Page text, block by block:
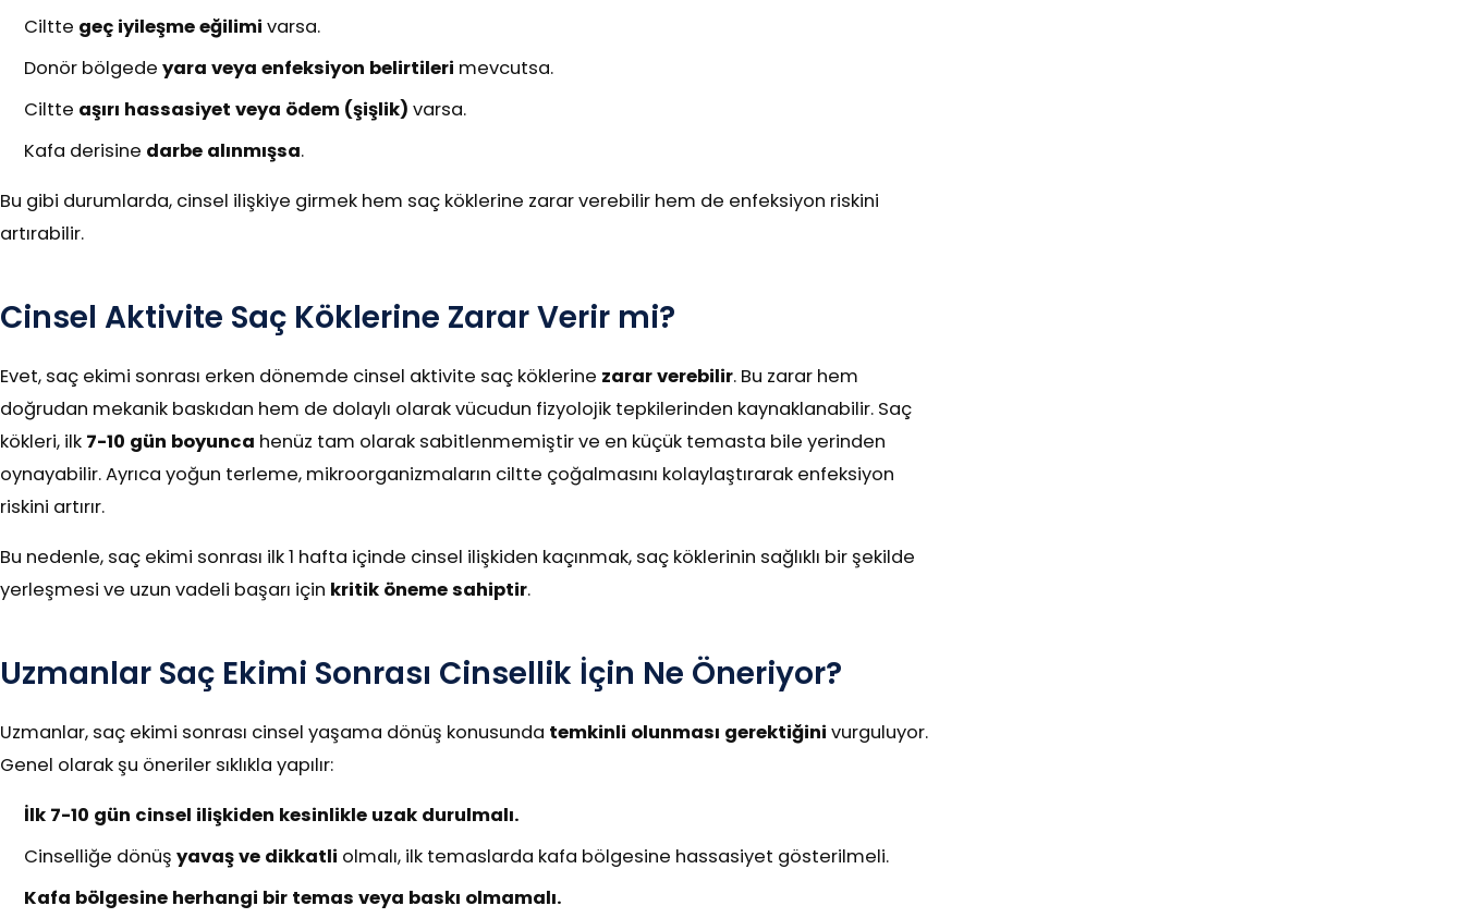
Ciltte geç iyileşme eğilimi varsa.
Donör bölgede yara veya enfeksiyon belirtileri mevcutsa.
Ciltte aşırı hassasiyet veya ödem (şişlik) varsa.
Kafa derisine darbe alınmışsa.
Bu gibi durumlarda, cinsel ilişkiye girmek hem saç köklerine zarar verebilir hem de enfeksiyon riskini
artırabilir.
Cinsel Aktivite Saç Köklerine Zarar Verir mi?
Evet, saç ekimi sonrası erken dönemde cinsel aktivite saç köklerine zarar verebilir. Bu zarar hem
doğrudan mekanik baskıdan hem de dolaylı olarak vücudun fizyolojik tepkilerinden kaynaklanabilir. Saç
kökleri, ilk 7-10 gün boyunca henüz tam olarak sabitlenmemiştir ve en küçük temasta bile yerinden
oynayabilir. Ayrıca yoğun terleme, mikroorganizmaların ciltte çoğalmasını kolaylaştırarak enfeksiyon
riskini artırır.
Bu nedenle, saç ekimi sonrası ilk 1 hafta içinde cinsel ilişkiden kaçınmak, saç köklerinin sağlıklı bir şekilde
yerleşmesi ve uzun vadeli başarı için kritik öneme sahiptir.
Uzmanlar Saç Ekimi Sonrası Cinsellik İçin Ne Öneriyor?
Uzmanlar, saç ekimi sonrası cinsel yaşama dönüş konusunda temkinli olunması gerektiğini vurguluyor.
Genel olarak şu öneriler sıklıkla yapılır:
İlk 7-10 gün cinsel ilişkiden kesinlikle uzak durulmalı.
Cinselliğe dönüş yavaş ve dikkatli olmalı, ilk temaslarda kafa bölgesine hassasiyet gösterilmeli.
Kafa bölgesine herhangi bir temas veya baskı olmamalı.